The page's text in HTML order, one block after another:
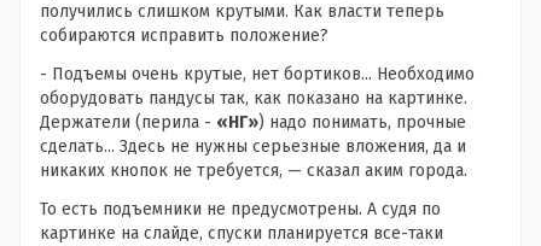
получились слишком крутыми. Как власти теперь
собираются исправить положение?
- Подъемы очень крутые, нет бортиков... Необходимо
оборудовать пандусы так, как показано на картинке.
Держатели (перила - «НГ») надо понимать, прочные
сделать... Здесь не нужны серьезные вложения, да и
никаких кнопок не требуется, — сказал аким города.
То есть подъемники не предусмотрены. А судя по
картинке на слайде, спуски планируется все-таки